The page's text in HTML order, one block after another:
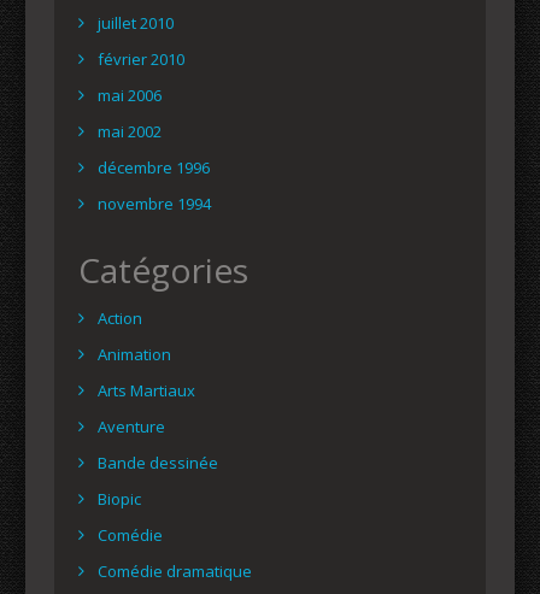
juillet 2010
février 2010
mai 2006
mai 2002
décembre 1996
novembre 1994
Catégories
Action
Animation
Arts Martiaux
Aventure
Bande dessinée
Biopic
Comédie
Comédie dramatique